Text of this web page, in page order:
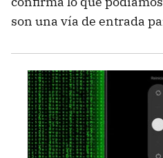
son una vía de entrada